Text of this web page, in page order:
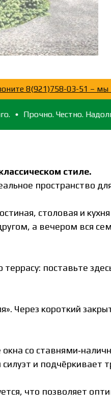
Звоните 8(921)758-
Честно. Надолго.
стиле.
пространство
столовая и
а вечером вся
поставьте
Через короткий
со
и подчёркивает
что позволяет